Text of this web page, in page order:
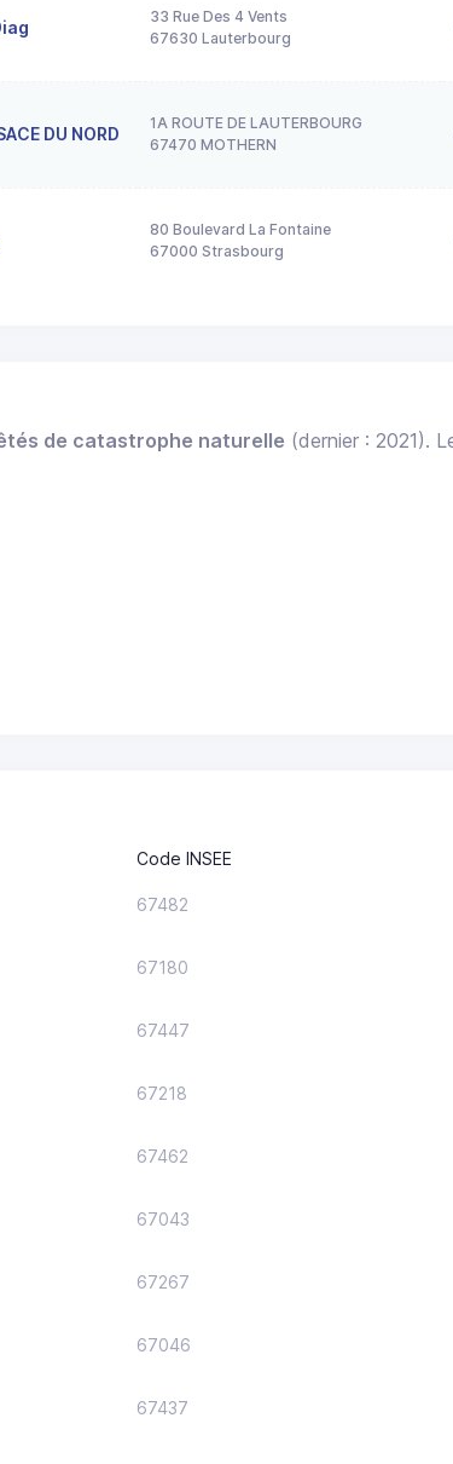
33 Rue Des 4 Vents
67630 Lauterbourg
DU NORD
1A ROUTE DE LAUTERBOURG
67470 MOTHERN
80 Boulevard La Fontaine
67000 Strasbourg
de catastrophe naturelle (dernier : 2021).
Code INSEE
67482
67180
67447
67218
67462
67043
67267
67046
67437